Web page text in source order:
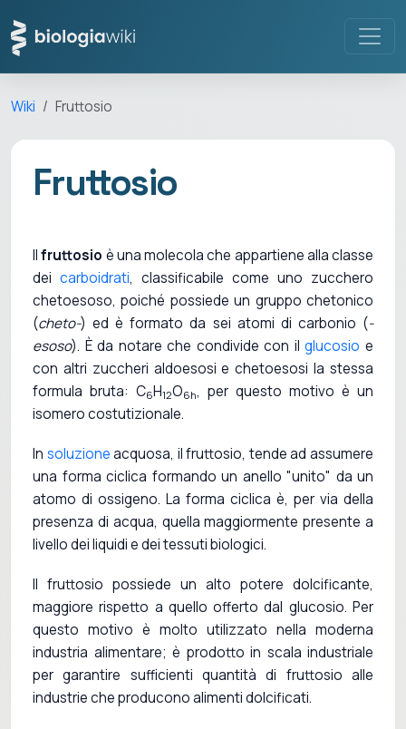
Wiki Fruttosio
Fruttosio
Ilfruttosio è una molecola che appartiene alla classe
dei carboidrati, classificabile come uno zucchero
chetoesoso, poiché possiede un gruppo chetonico
(cheto-) ed è formato da sei atomi di carbonio (-
esoso). È da notare che condivide con ilglucosio e
con altri zuccheri aldoesosi e chetoesosi la stessa
formula bruta: C6H12O6h, per questo motivo è un
isomero costutizionale.
In soluzioneacquosa, il fruttosio, tende ad assumere
una forma ciclica formando un anello "unito" da un
atomo di ossigeno. La forma ciclica è, per via della
presenza di acqua, quella maggiormente presente a
livello dei liquidi e dei tessuti biologici.
Il fruttosio possiede un alto potere dolcificante,
maggiore rispetto a quello offerto dal glucosio. Per
questo motivo è molto utilizzato nella moderna
industria alimentare; è prodotto in scala industriale
per garantire sufficienti quantità di fruttosio alle
industrie che producono alimenti dolcificati.